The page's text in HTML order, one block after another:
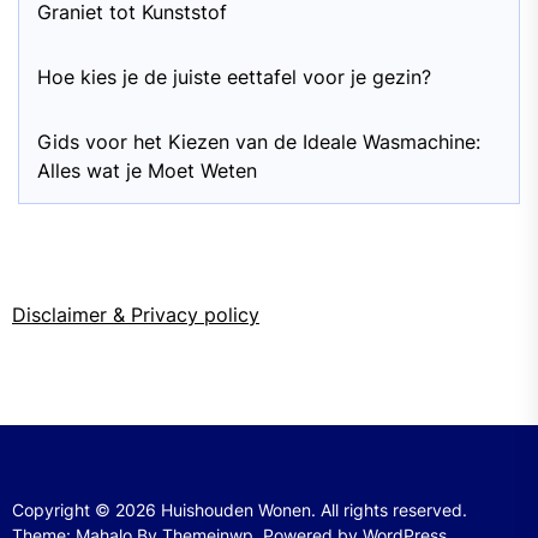
Graniet tot Kunststof
Hoe kies je de juiste eettafel voor je gezin?
Gids voor het Kiezen van de Ideale Wasmachine:
Alles wat je Moet Weten
Disclaimer & Privacy policy
Copyright © 2026 Huishouden Wonen. All rights reserved.